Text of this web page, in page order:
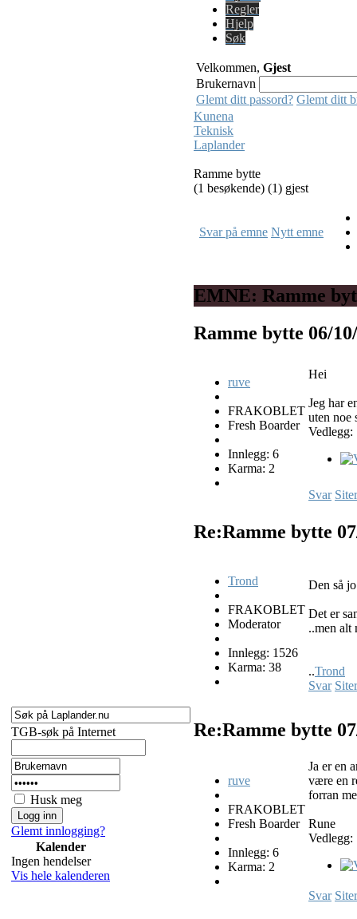
TGB-søk på Internet
Husk meg
Glemt innlogging?
Kalender
Ingen hendelser
Vis hele kalenderen
Regler
Hjelp
Søk
Velkommen, Gjest
Brukernavn
Glemt ditt passord? Glemt ditt
Kunena
Teknisk
Laplander
Ramme bytte
(1 besøkende) (1) gjest
Svar på emne Nytt emne
EMNE: Ramme
Ramme bytte 06/
ruve
FRAKOBLET
Fresh Boarder
Innlegg: 6
Karma: 2
Hei
Jeg har
uten noe
Vedlegg:
Svar Siter
Re:Ramme bytte
Trond
FRAKOBLET
Moderator
Innlegg: 1526
Karma: 38
Den så
Det er
..men alt
..Trond
Svar Siter
Re:Ramme bytte
ruve
FRAKOBLET
Fresh Boarder
Innlegg: 6
Karma: 2
Ja er en
være en
forran
Rune
Vedlegg:
Svar Siter